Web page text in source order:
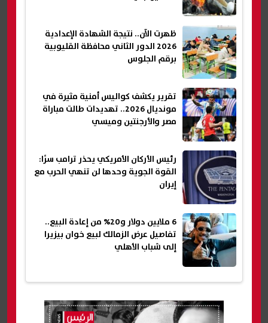
ظهرت الآن.. نتيجة الشهادة الإعدادية
2026 الدور الثاني محافظة القليوبية
برقم الجلوس
تقرير يكشف كواليس أمنية مثيرة في
مونديال 2026.. تهديدات طالت مباراة
مصر والأرجنتين وميسي
رئيس الأركان الأمريكي يحذر ترامب سرًا:
القوة الجوية وحدها لن تنهي الحرب مع
إيران
6 ملايين دولار و20% من إعادة البيع..
تفاصيل عرض الزمالك لبيع خوان بيزيرا
إلى شباب الأهلي